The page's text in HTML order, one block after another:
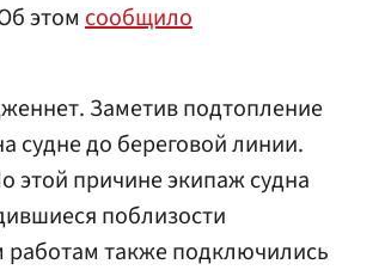
этом сообщило
Заметив подтопление
судне до береговой линии.
этой причине экипаж судна
поблизости
работам также подключились